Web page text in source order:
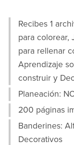
Recibes 1
para colorear,
para rellenar
Aprendizaje
construir y
Planeación:
200 páginas
Banderines:
Decorativos